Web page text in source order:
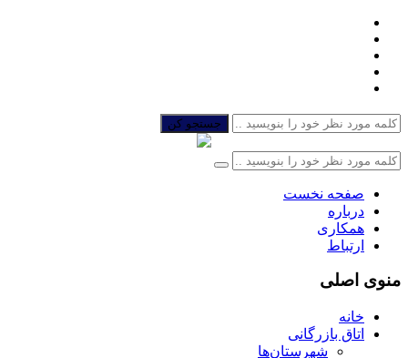
جستجو کن
صفحه نخست
درباره
همکاری
ارتباط
منوی اصلی
خانه
اتاق بازرگانی
شهرستان‌ها